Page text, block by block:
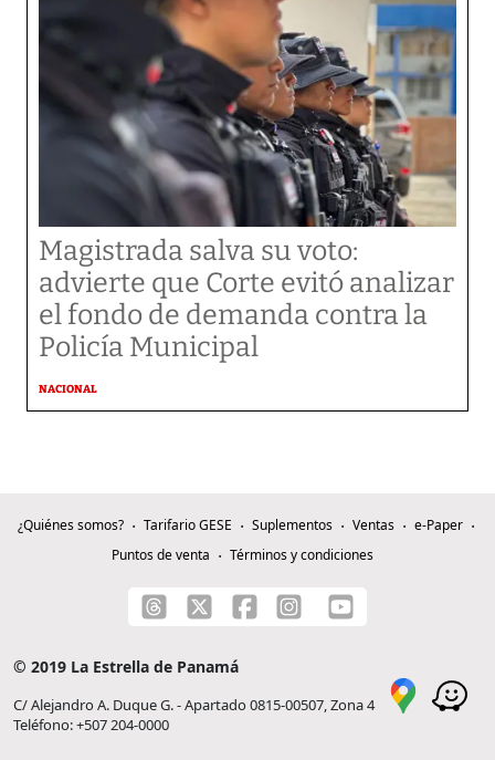
Magistrada salva su voto:
advierte que Corte evitó analizar
el fondo de demanda contra la
Policía Municipal
NACIONAL
¿Quiénes somos? Tarifario GESE Suplementos Ventas
e-Paper
Puntos de venta
Términos y condiciones
© 2019 La Estrella de Panamá
C/ Alejandro A. Duque G. - Apartado 0815-00507, Zona 4
Teléfono: +507 204-0000